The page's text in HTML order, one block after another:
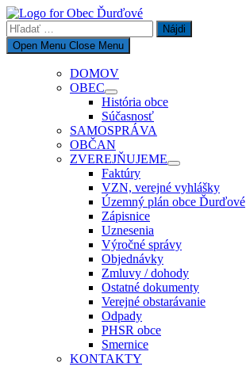
Skip
to
content
Hľadať:
Open Menu Close Menu
DOMOV
OBEC
Show
sub
menu
História obce
Súčasnosť
SAMOSPRÁVA
OBČAN
ZVEREJŇUJEME
Show
sub
menu
Faktúry
VZN, verejné vyhlášky
Územný plán obce Ďurďové
Zápisnice
Uznesenia
Výročné správy
Objednávky
Zmluvy / dohody
Ostatné dokumenty
Verejné obstarávanie
Odpady
PHSR obce
Smernice
KONTAKTY